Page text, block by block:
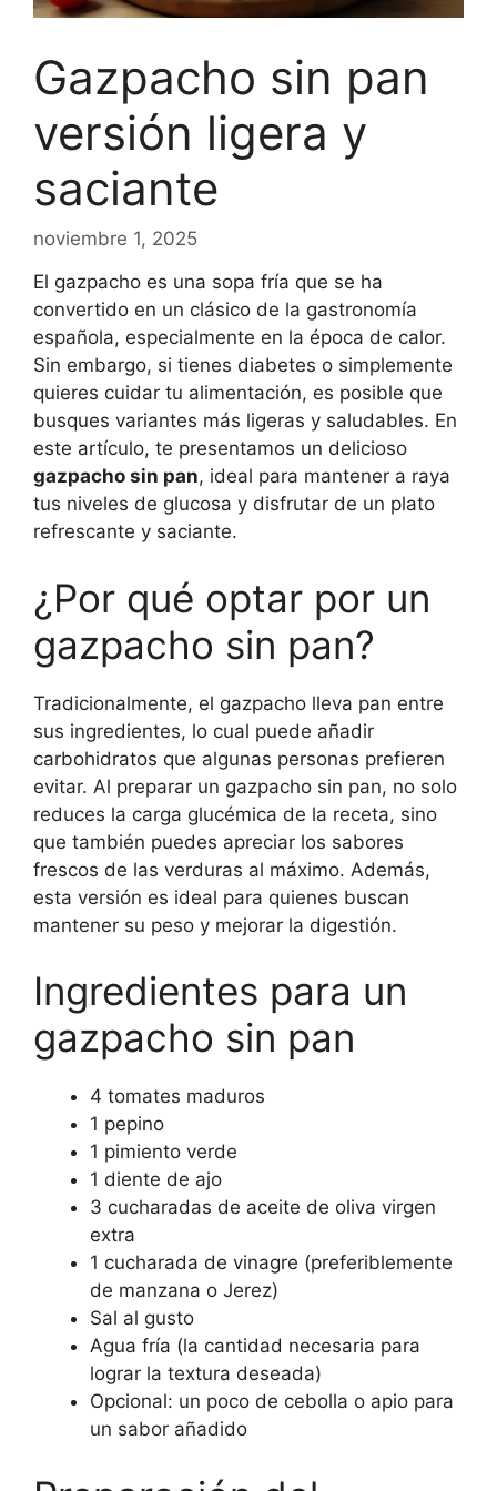
Gazpacho sin pan
versión ligera y
saciante
noviembre 1, 2025
El gazpacho es una sopa fría que se ha
convertido en un clásico de la gastronomía
española, especialmente en la época de calor.
Sin embargo, si tienes diabetes o simplemente
quieres cuidar tu alimentación, es posible que
busques variantes más ligeras y saludables. En
este artículo, te presentamos un delicioso
gazpacho sin pan, ideal para mantener a raya
tus niveles de glucosa y disfrutar de un plato
refrescante y saciante.
¿Por qué optar por un
gazpacho sin pan?
Tradicionalmente, el gazpacho lleva pan entre
sus ingredientes, lo cual puede añadir
carbohidratos que algunas personas prefieren
evitar. Al preparar un gazpacho sin pan, no solo
reduces la carga glucémica de la receta, sino
que también puedes apreciar los sabores
frescos de las verduras al máximo. Además,
esta versión es ideal para quienes buscan
mantener su peso y mejorar la digestión.
Ingredientes para un
gazpacho sin pan
4 tomates maduros
1 pepino
1 pimiento verde
1 diente de ajo
3 cucharadas de aceite de oliva virgen
extra
1 cucharada de vinagre (preferiblemente
de manzana o Jerez)
Sal al gusto
Agua fría (la cantidad necesaria para
lograr la textura deseada)
Opcional: un poco de cebolla o apio para
un sabor añadido